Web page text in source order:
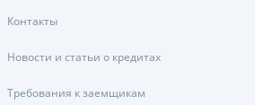
Контакты
Новости и статьи о кредитах
Требования к заемщикам